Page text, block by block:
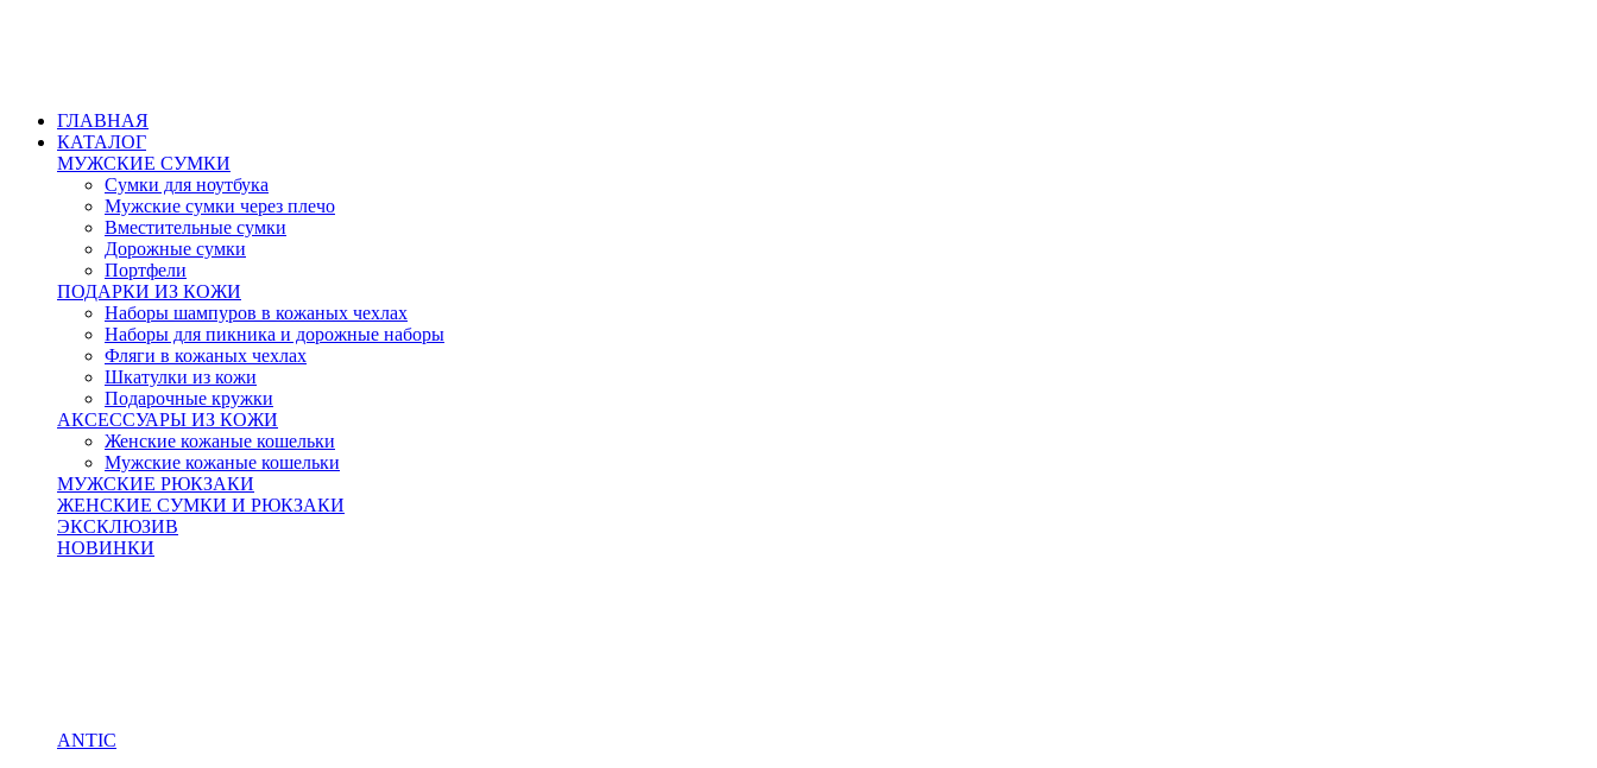
ГЛАВНАЯ
КАТАЛОГ
МУЖСКИЕ СУМКИ
Сумки для ноутбука
Мужские сумки через плечо
Вместительные сумки
Дорожные сумки
Портфели
ПОДАРКИ ИЗ КОЖИ
Наборы шампуров в кожаных чехлах
Наборы для пикника и дорожные наборы
Фляги в кожаных чехлах
Шкатулки из кожи
Подарочные кружки
АКСЕССУАРЫ ИЗ КОЖИ
Женские кожаные кошельки
Мужские кожаные кошельки
МУЖСКИЕ РЮКЗАКИ
ЖЕНСКИЕ СУМКИ И РЮКЗАКИ
ЭКСКЛЮЗИВ
НОВИНКИ
ANTIC